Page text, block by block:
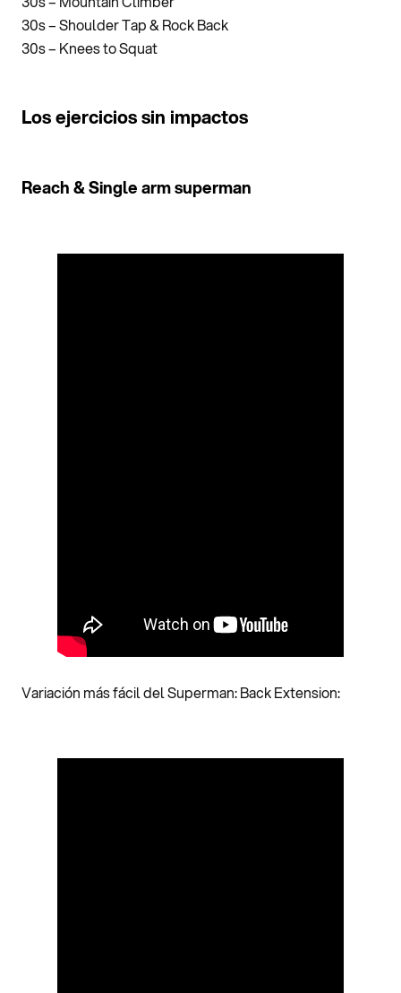
30s – Shoulder Tap & Rock Back
30s – Knees to Squat
Los ejercicios sin impactos
Reach & Single arm superman
Variación más fácil del Superman: Back Extension: